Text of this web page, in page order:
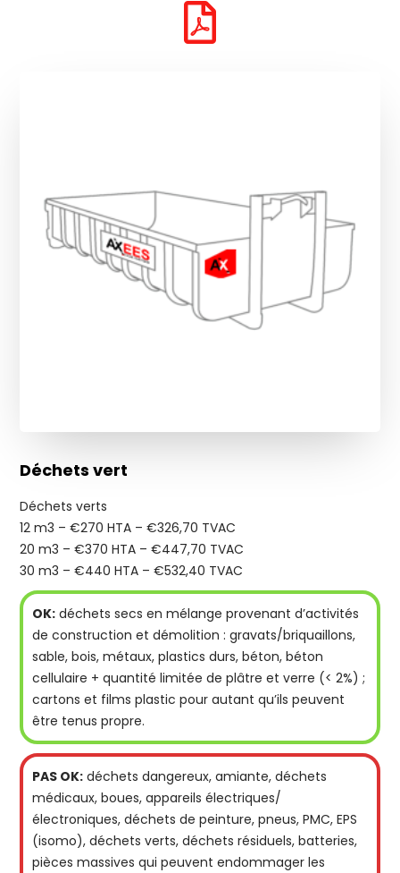
Déchets vert
Déchets verts
12 m3 – €270 HTA – €326,70 TVAC
20 m3 – €370 HTA – €447,70 TVAC
30 m3 – €440 HTA – €532,40 TVAC
OK: déchets secs en mélange provenant d’activités
de construction et démolition : gravats/briquaillons,
sable, bois, métaux, plastics durs, béton, béton
cellulaire + quantité limitée de plâtre et verre (< 2%) ;
cartons et films plastic pour autant qu’ils peuvent
être tenus propre.
PAS OK: déchets dangereux, amiante, déchets
médicaux, boues, appareils électriques/
électroniques, déchets de peinture, pneus, PMC, EPS
(isomo), déchets verts, déchets résiduels, batteries,
pièces massives qui peuvent endommager les